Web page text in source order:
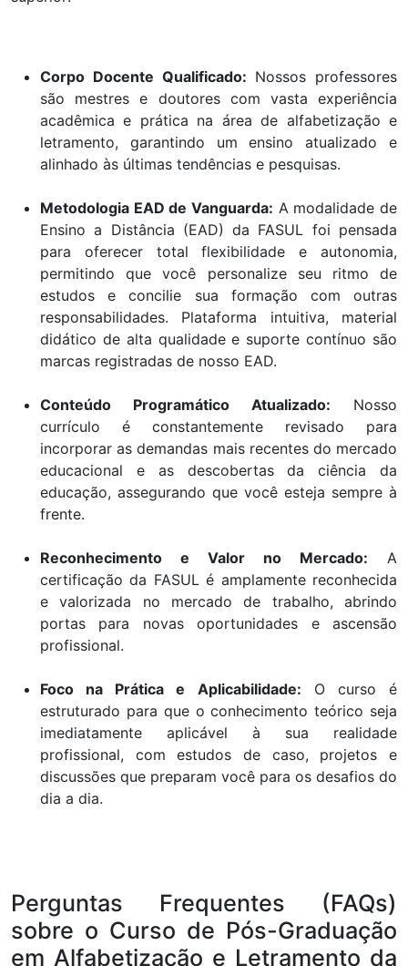
Corpo Docente Qualificado: Nossos professores
são mestres e doutores com vasta experiência
acadêmica e prática na área de alfabetização e
letramento, garantindo um ensino atualizado e
alinhado às últimas tendências e pesquisas.
Metodologia EAD de Vanguarda: A modalidade de
Ensino a Distância (EAD) da FASUL foi pensada
para oferecer total flexibilidade e autonomia,
permitindo que você personalize seu ritmo de
estudos e concilie sua formação com outras
responsabilidades. Plataforma intuitiva, material
didático de alta qualidade e suporte contínuo são
marcas registradas de nosso EAD.
Conteúdo Programático Atualizado: Nosso
currículo é constantemente revisado para
incorporar as demandas mais recentes do mercado
educacional e as descobertas da ciência da
educação, assegurando que você esteja sempre à
frente.
Reconhecimento e Valor no Mercado: A
certificação da FASUL é amplamente reconhecida
e valorizada no mercado de trabalho, abrindo
portas para novas oportunidades e ascensão
profissional.
Foco na Prática e Aplicabilidade: O curso é
estruturado para que o conhecimento teórico seja
imediatamente aplicável à sua realidade
profissional, com estudos de caso, projetos e
discussões que preparam você para os desafios do
dia a dia.
Perguntas Frequentes (FAQs)
sobre o Curso de Pós-Graduação
em Alfabetização e Letramento da